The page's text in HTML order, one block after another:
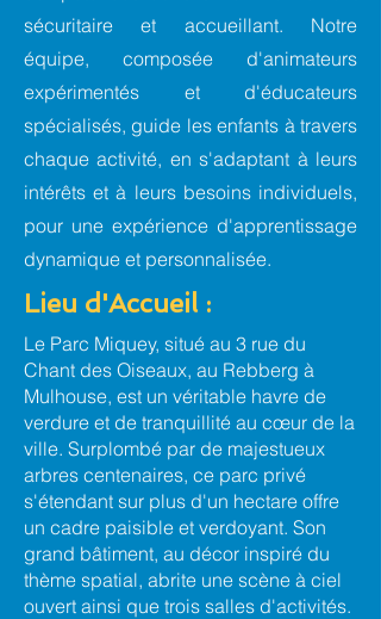
sécuritaire et accueillant. Notre
équipe, composée d'animateurs
expérimentés et d'éducateurs
spécialisés, guide les enfants à travers
chaque activité, en s'adaptant à leurs
intérêts et à leurs besoins individuels,
pour une expérience d'apprentissage
dynamique et personnalisée.
Lieu d'Accueil :
Le Parc Miquey, situé au 3 rue du
Chant des Oiseaux, au Rebberg à
Mulhouse, est un véritable havre de
verdure et de tranquillité au cœur de la
ville. Surplombé par de majestueux
arbres centenaires, ce parc privé
s'étendant sur plus d'un hectare offre
un cadre paisible et verdoyant. Son
grand bâtiment, au décor inspiré du
thème spatial, abrite une scène à ciel
ouvert ainsi que trois salles d'activités.